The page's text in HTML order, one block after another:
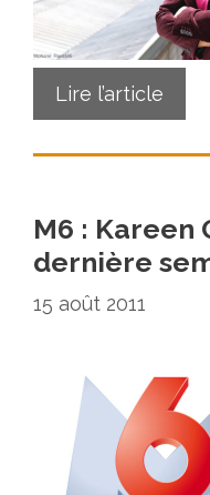
Lire l’article
M6 : Kareen
dernière
15 août 2011